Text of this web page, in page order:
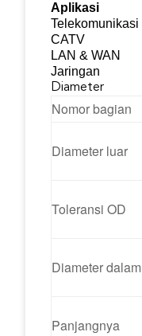
Aplikasi
Telekomunikasi
CATV
LAN & WAN
Jaringan
Diameter
Nomor bagian
Diameter luar
Toleransi OD
Diameter dalam
Panjangnya